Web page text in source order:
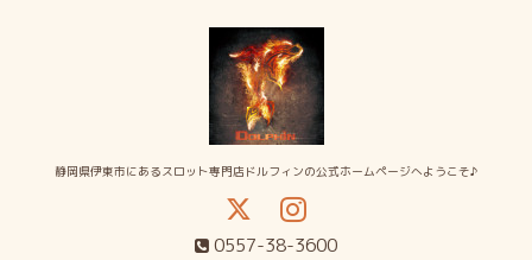
静岡県伊東市にあるスロット専門店ドルフィンの公式ホームページへようこそ♪
0557-38-3600